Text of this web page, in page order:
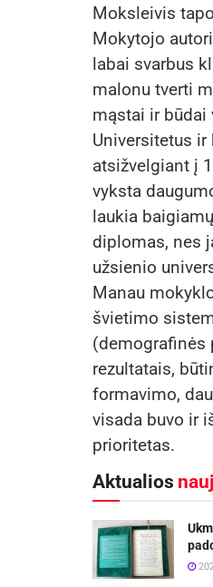
Moksleivis
Mokytojo
labai svarbus
malonu tverti
mąstai ir
Universitetus
atsižvelgiant į
vyksta
laukia
diplomas, nes
užsienio
Manau
švietimo
(demografinės
rezultatais,
formavimo,
visada buvo ir
prioritetas.
Aktualios